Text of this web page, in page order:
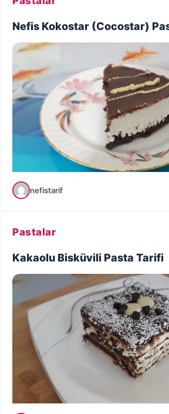
Nefis Kokostar (Cocostar)
nefistarif
Pastalar
Kakaolu Bisküvili Pasta Tarifi